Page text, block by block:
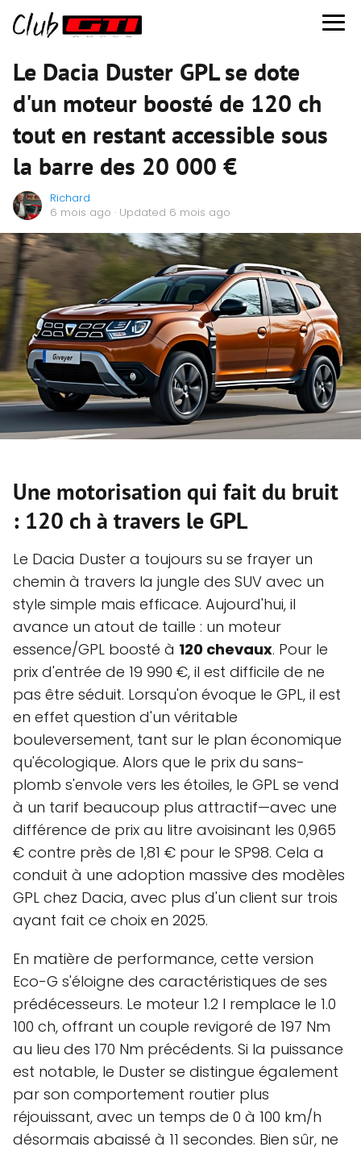
Le Dacia Duster GPL se dote
d'un moteur boosté de 120 ch
tout en restant accessible sous
la barre des 20 000 €
Richard
6 mois ago · Updated 6 mois ago
Une motorisation qui fait du bruit
: 120 ch à travers le GPL
Le Dacia Duster a toujours su se frayer un
chemin à travers la jungle des SUV avec un
style simple mais efficace. Aujourd'hui, il
avance un atout de taille : un moteur
essence/GPL boosté à 120 chevaux. Pour le
prix d'entrée de 19 990 €, il est difficile de ne
pas être séduit. Lorsqu'on évoque le GPL, il est
en effet question d'un véritable
bouleversement, tant sur le plan économique
qu'écologique. Alors que le prix du sans-
plomb s'envole vers les étoiles, le GPL se vend
à un tarif beaucoup plus attractif—avec une
différence de prix au litre avoisinant les 0,965
€ contre près de 1,81 € pour le SP98. Cela a
conduit à une adoption massive des modèles
GPL chez Dacia, avec plus d'un client sur trois
ayant fait ce choix en 2025.
En matière de performance, cette version
Eco-G s'éloigne des caractéristiques de ses
prédécesseurs. Le moteur 1.2 l remplace le 1.0
100 ch, offrant un couple revigoré de 197 Nm
au lieu des 170 Nm précédents. Si la puissance
est notable, le Duster se distingue également
par son comportement routier plus
réjouissant, avec un temps de 0 à 100 km/h
désormais abaissé à 11 secondes. Bien sûr, ne